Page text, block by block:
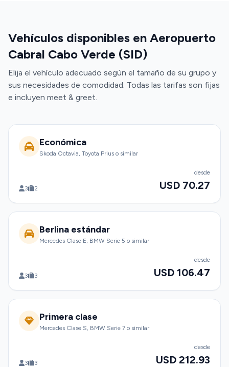
Vehículos disponibles en Aeropuerto
Cabral Cabo Verde (SID)
Elija el vehículo adecuado según el tamaño de su grupo y
sus necesidades de comodidad. Todas las tarifas son fijas
e incluyen meet & greet.
Económica
Skoda Octavia, Toyota Prius o similar
3 2
desde
USD 70.27
Berlina estándar
Mercedes Clase E, BMW Serie 5 o similar
3 3
desde
USD 106.47
Primera clase
Mercedes Clase S, BMW Serie 7 o similar
3 3
desde
USD 212.93